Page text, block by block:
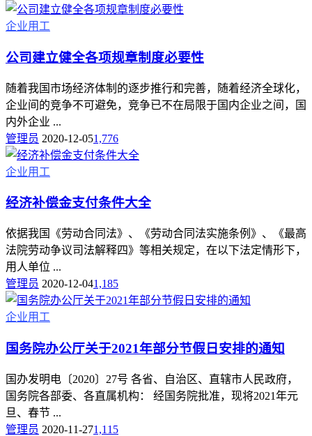
企业用工
公司建立健全各项规章制度必要性
随着我国市场经济体制的逐步推行和完善，随着经济全球化，
企业间的竞争不可避免，竞争已不在局限于国内企业之间，国
内外企业 ...
管理员 2020-12-051,776
企业用工
经济补偿金支付条件大全
依据我国《劳动合同法》、《劳动合同法实施条例》、《最高
法院劳动争议司法解释四》等相关规定，在以下法定情形下，
用人单位 ...
管理员 2020-12-041,185
企业用工
国务院办公厅关于2021年部分节假日安排的通知
国办发明电〔2020〕27号 各省、自治区、直辖市人民政府，
国务院各部委、各直属机构： 经国务院批准，现将2021年元
旦、春节 ...
管理员 2020-11-271,115